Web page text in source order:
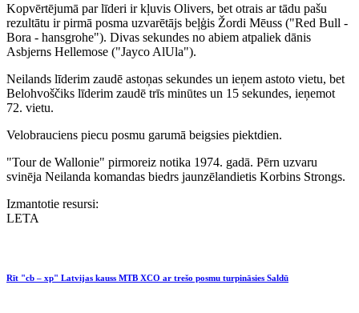
Kopvērtējumā par līderi ir kļuvis Olivers, bet otrais ar tādu pašu
rezultātu ir pirmā posma uzvarētājs beļģis Žordi Mēuss ("Red Bull -
Bora - hansgrohe"). Divas sekundes no abiem atpaliek dānis
Asbjerns Hellemose ("Jayco AlUla").
Neilands līderim zaudē astoņas sekundes un ieņem astoto vietu, bet
Belohvoščiks līderim zaudē trīs minūtes un 15 sekundes, ieņemot
72. vietu.
Velobrauciens piecu posmu garumā beigsies piektdien.
"Tour de Wallonie" pirmoreiz notika 1974. gadā. Pērn uzvaru
svinēja Neilanda komandas biedrs jaunzēlandietis Korbins Strongs.
Izmantotie resursi:
LETA
Rīt "cb – xp" Latvijas kauss MTB XCO ar trešo posmu turpināsies Saldū